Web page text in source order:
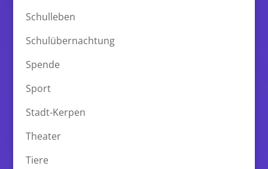
Schulleben
Schulübernachtung
Spende
Sport
Stadt-Kerpen
Theater
Tiere